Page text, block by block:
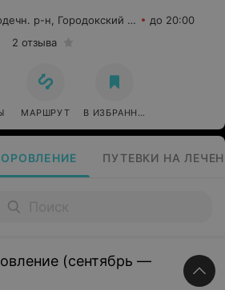
р-н, Городокский сельсовет, 4
до 20:00
2 отзыва
МАРШРУТ В ИЗБРАННОЕ
ПУТЕВКИ НА
(сентябрь —